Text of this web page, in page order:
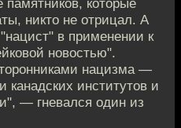
которые
никто не отрицал. А
в применении к
новостью".
нацизма —
канадских институтов и
— гневался один из